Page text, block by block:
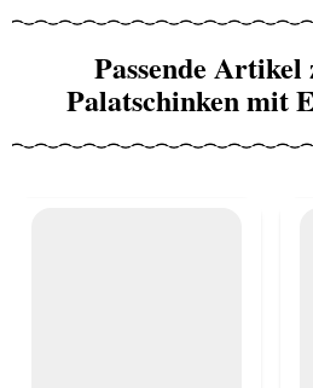
Passende
Palatschinken mit